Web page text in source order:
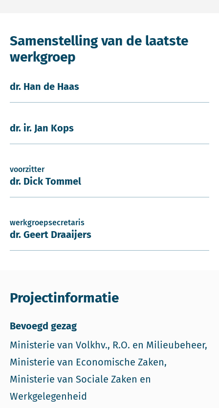
Samenstelling van de laatste
werkgroep
dr. Han de Haas
dr. ir. Jan Kops
voorzitter
dr. Dick Tommel
werkgroepsecretaris
dr. Geert Draaijers
Projectinformatie
Bevoegd gezag
Ministerie van Volkhv., R.O. en Milieubeheer,
Ministerie van Economische Zaken,
Ministerie van Sociale Zaken en
Werkgelegenheid